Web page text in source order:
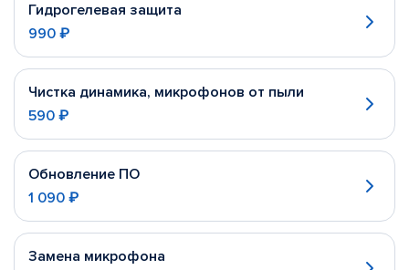
Гидрогелевая защита
990 ₽
Чистка динамика, микрофонов от пыли
590 ₽
Обновление ПО
1 090 ₽
Замена микрофона